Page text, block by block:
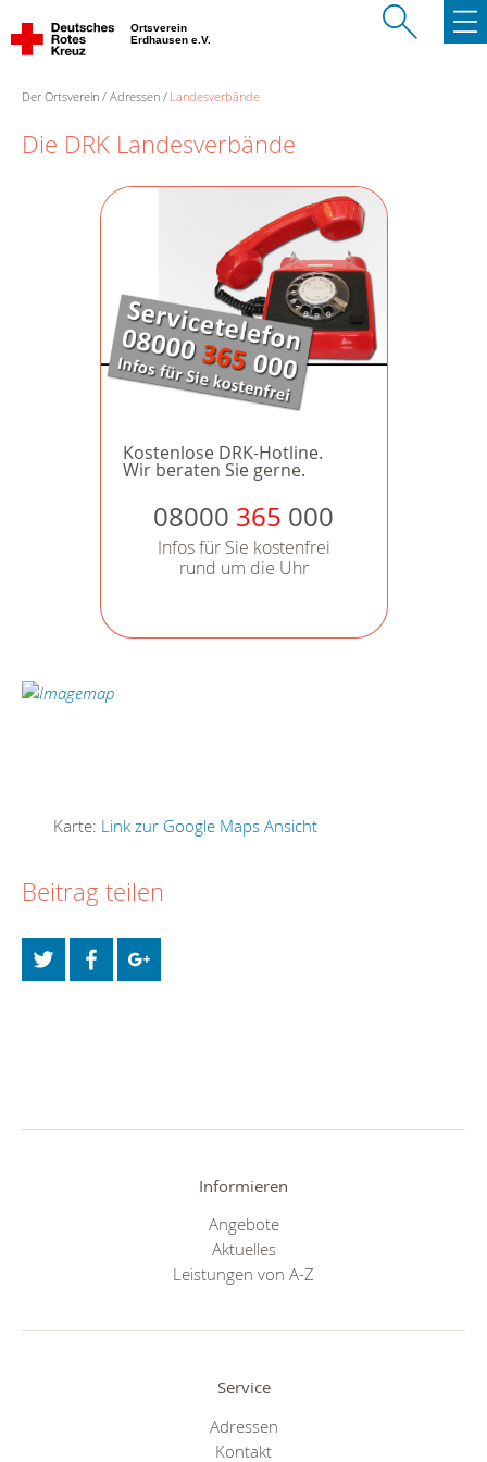
Ortsverein
Erdhausen e.V.
Der Ortsverein Adressen Landesverbände
Die DRK Landesverbände
Kostenlose DRK-Hotline.
Wir beraten Sie gerne.
08000 365 000
Infos für Sie kostenfrei
rund um die Uhr
Karte: Link zur Google Maps Ansicht
Beitrag teilen
Informieren
Angebote
Aktuelles
Leistungen von A-Z
Service
Adressen
Kontakt